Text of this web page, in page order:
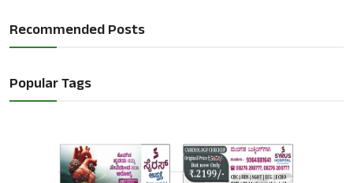
Recommended Posts
Popular Tags